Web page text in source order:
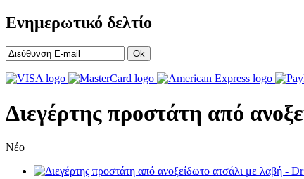
Ενημερωτικό δελτίο
Ok
Διεγέρτης προστάτη από
Νέο